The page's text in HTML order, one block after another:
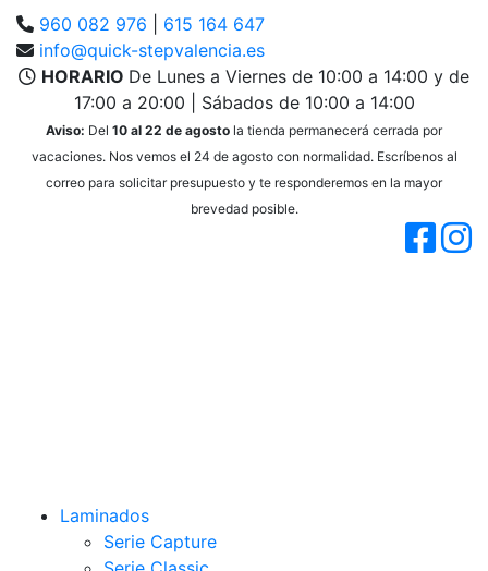
960 082 976
615 164 647
info@quick-stepvalencia.es
HORARIO De Lunes a Viernes de 10:00 a 14:00 y de
17:00 a 20:00 | Sábados de 10:00 a 14:00
Aviso: Del 10 al 22 de agosto la tienda permanecerá cerrada por
vacaciones. Nos vemos el 24 de agosto con normalidad. Escríbenos al
correo para solicitar presupuesto y te responderemos en la mayor
brevedad posible.
Laminados
Serie Capture